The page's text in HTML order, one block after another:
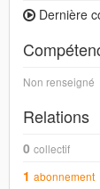
Dernière
Non renseigné
Relations
0 collectif
1 abonnement